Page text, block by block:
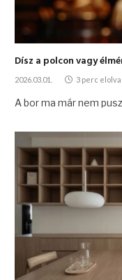
Dísz a polcon vagy
2026.03.01. 3 perc
A bor ma már nem